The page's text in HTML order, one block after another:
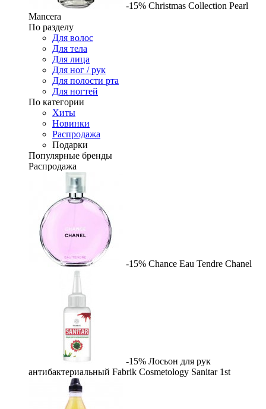
-15% Christmas Collection Pearl
Mancera
По разделу
Для волос
Для тела
Для лица
Для ног / рук
Для полости рта
Для ногтей
По категории
Хиты
Новинки
Распродажа
Подарки
Популярные бренды
Распродажа
-15% Chance Eau Tendre Chanel
-15% Лосьон для рук
антибактериальный Fabrik Cosmetology Sanitar 1st